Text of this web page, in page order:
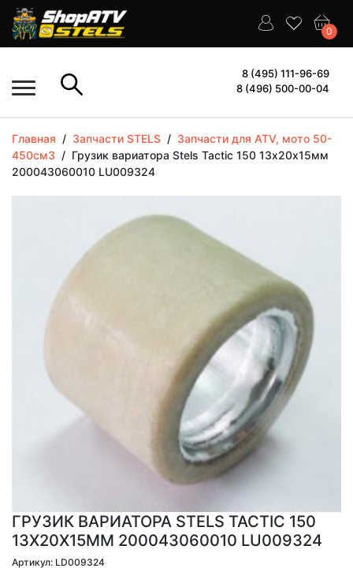
0
8 (495) 111-96-69
8 (496) 500-00-04
Главная / Запчасти STELS / Запчасти для ATV, мото 50-
450см3 / Грузик вариатора Stels Tactic 150 13х20х15мм
200043060010 LU009324
ГРУЗИК ВАРИАТОРА STELS TACTIC 150
13Х20Х15ММ 200043060010 LU009324
Артикул: LD009324